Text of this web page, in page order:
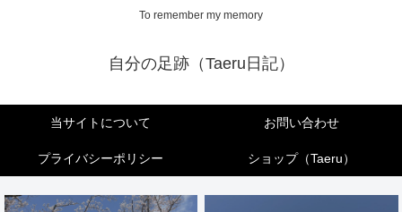
To remember my memory
自分の足跡（Taeru日記）
当サイトについて お問い合わせ
プライバシーポリシー ショップ（Taeru）